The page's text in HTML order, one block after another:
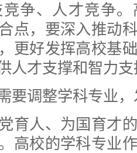
争、人才竞争
点，要深入推动
更好发挥高校基
人才支撑和智力
调整学科专业，
人、为国育才的
高校的学科专业